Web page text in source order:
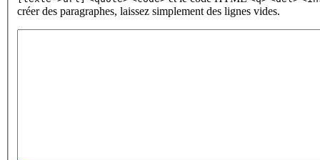
créer des paragraphes, laissez simplement des lignes vides.